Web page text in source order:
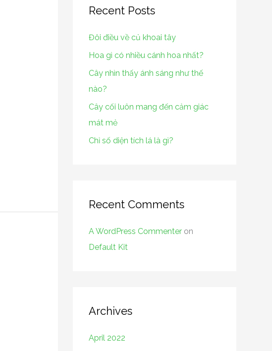
c
f
o
r
:
Recent Posts
Đôi điều về củ khoai tây
Hoa gì có nhiều cánh hoa nhất?
Cây nhìn thấy ánh sáng như thế
nào?
Cây cối luôn mang đến cảm giác
mát mẻ
Chỉ số diện tích lá là gì?
Recent Comments
A WordPress Commenter on
Default Kit
Archives
April 2022